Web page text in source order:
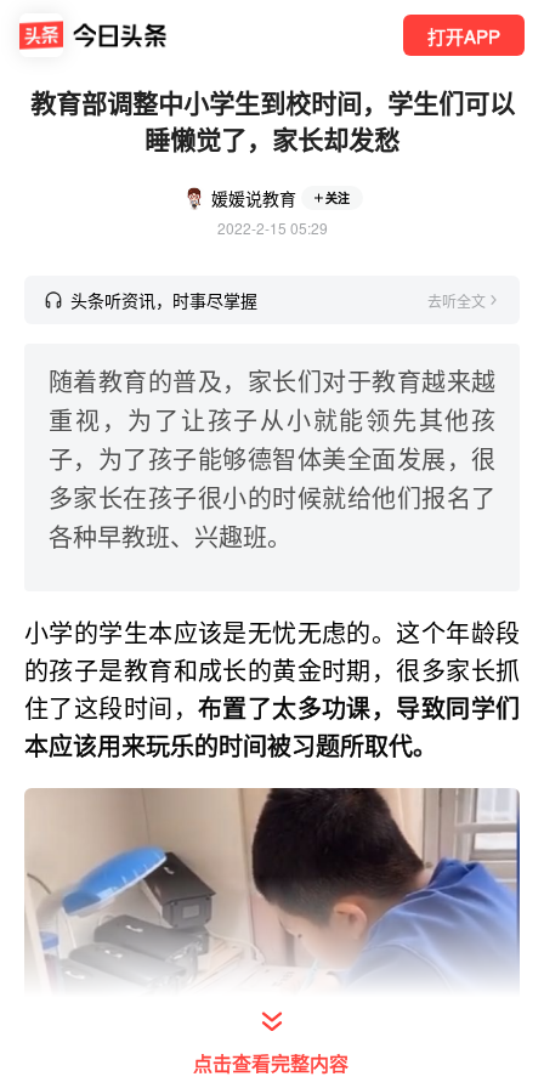
打开APP
教育部调整中小学生到校时间，学生们可以
睡懒觉了，家长却发愁
媛媛说教育 关注
2022-2-15 05:29
头条听资讯，时事尽掌握 去听全文
随着教育的普及，家长们对于教育越来越
重视，为了让孩子从小就能领先其他孩
子，为了孩子能够德智体美全面发展，很
多家长在孩子很小的时候就给他们报名了
各种早教班、兴趣班。
小学的学生本应该是无忧无虑的。这个年龄段
的孩子是教育和成长的黄金时期，很多家长抓
住了这段时间， 布置了太多功课，导致同学们
本应该用来玩乐的时间被习题所取代。
点击查看完整内容